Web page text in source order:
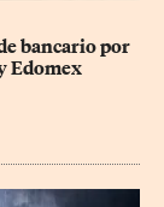
bancario por
Edomex